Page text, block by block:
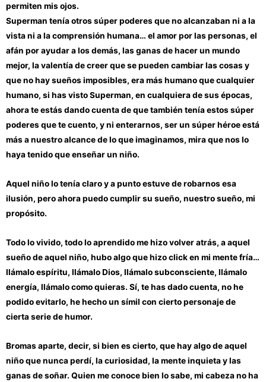
permiten mis ojos.
Superman tenía otros súper poderes que no alcanzaban ni a la
vista ni a la comprensión humana… el amor por las personas, el
afán por ayudar a los demás, las ganas de hacer un mundo
mejor, la valentía de creer que se pueden cambiar las cosas y
que no hay sueños imposibles, era más humano que cualquier
humano, si has visto Superman, en cualquiera de sus épocas,
ahora te estás dando cuenta de que también tenía estos súper
poderes que te cuento, y ni enterarnos, ser un súper héroe está
más a nuestro alcance de lo que imaginamos, mira que nos lo
haya tenido que enseñar un niño.
Aquel niño lo tenía claro y a punto estuve de robarnos esa
ilusión, pero ahora puedo cumplir su sueño, nuestro sueño, mi
propósito.
Todo lo vivido, todo lo aprendido me hizo volver atrás, a aquel
sueño de aquel niño, hubo algo que hizo click en mi mente fría…
llámalo espíritu, llámalo Dios, llámalo subconsciente, llámalo
energía, llámalo como quieras. Sí, te has dado cuenta, no he
podido evitarlo, he hecho un símil con cierto personaje de
cierta serie de humor.
Bromas aparte, decir, si bien es cierto, que hay algo de aquel
niño que nunca perdí, la curiosidad, la mente inquieta y las
ganas de soñar. Quien me conoce bien lo sabe, mi cabeza no ha